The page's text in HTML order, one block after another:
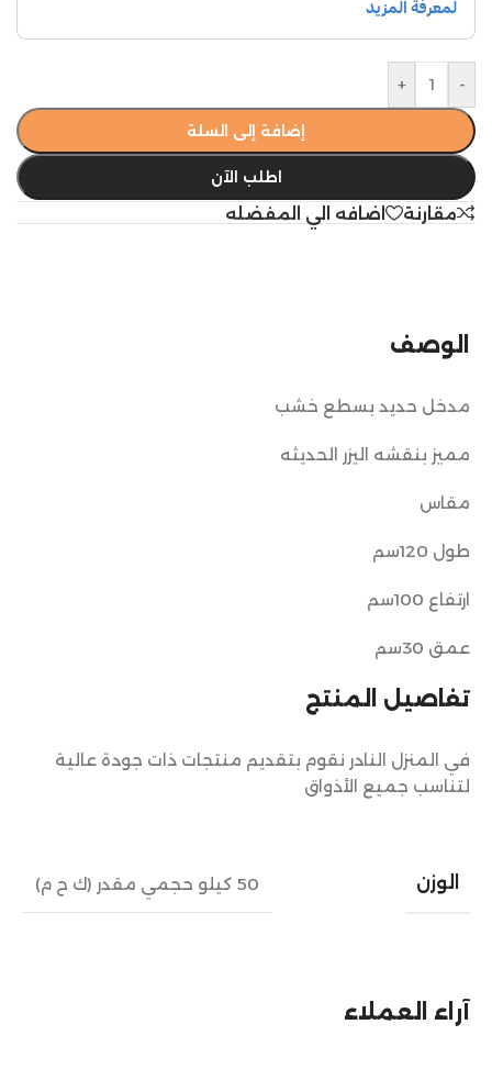
-
+
إضافة إلى السلة
اطلب الآن
مقارنة اضافه الي المفضله
تفاصيل المنتج
في المنزل النادر نقوم بتقديم منتجات ذات جودة عالية
لتناسب جميع الأذواق
الوزن 50 كيلو حجمي مقدر (ك ح م)
الوصف
مدخل حديد بسطع خشب
مميز بنقشه اليزر الحديثه
مقاس
طول 120سم
ارتفاع 100سم
عمق 30سم
آراء العملاء